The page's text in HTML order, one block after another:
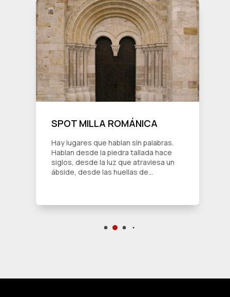
SPOT MILLA ROMÁNICA
Hay lugares que hablan sin palabras.
Hablan desde la piedra tallada hace
siglos, desde la luz que atraviesa un
ábside, desde las huellas de...